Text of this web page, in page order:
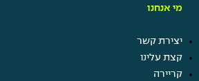
מי אנחנו
יצירת קשר
קצת עלינו
קריירה